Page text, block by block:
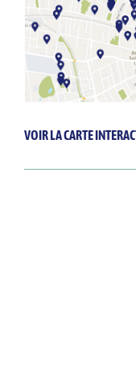
VOIR LA CARTE